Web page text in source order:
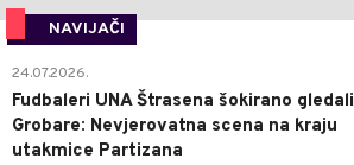
NAVIJAČI
24.07.2026.
Fudbaleri UNA Štrasena šokirano gledali
Grobare: Nevjerovatna scena na kraju
utakmice Partizana